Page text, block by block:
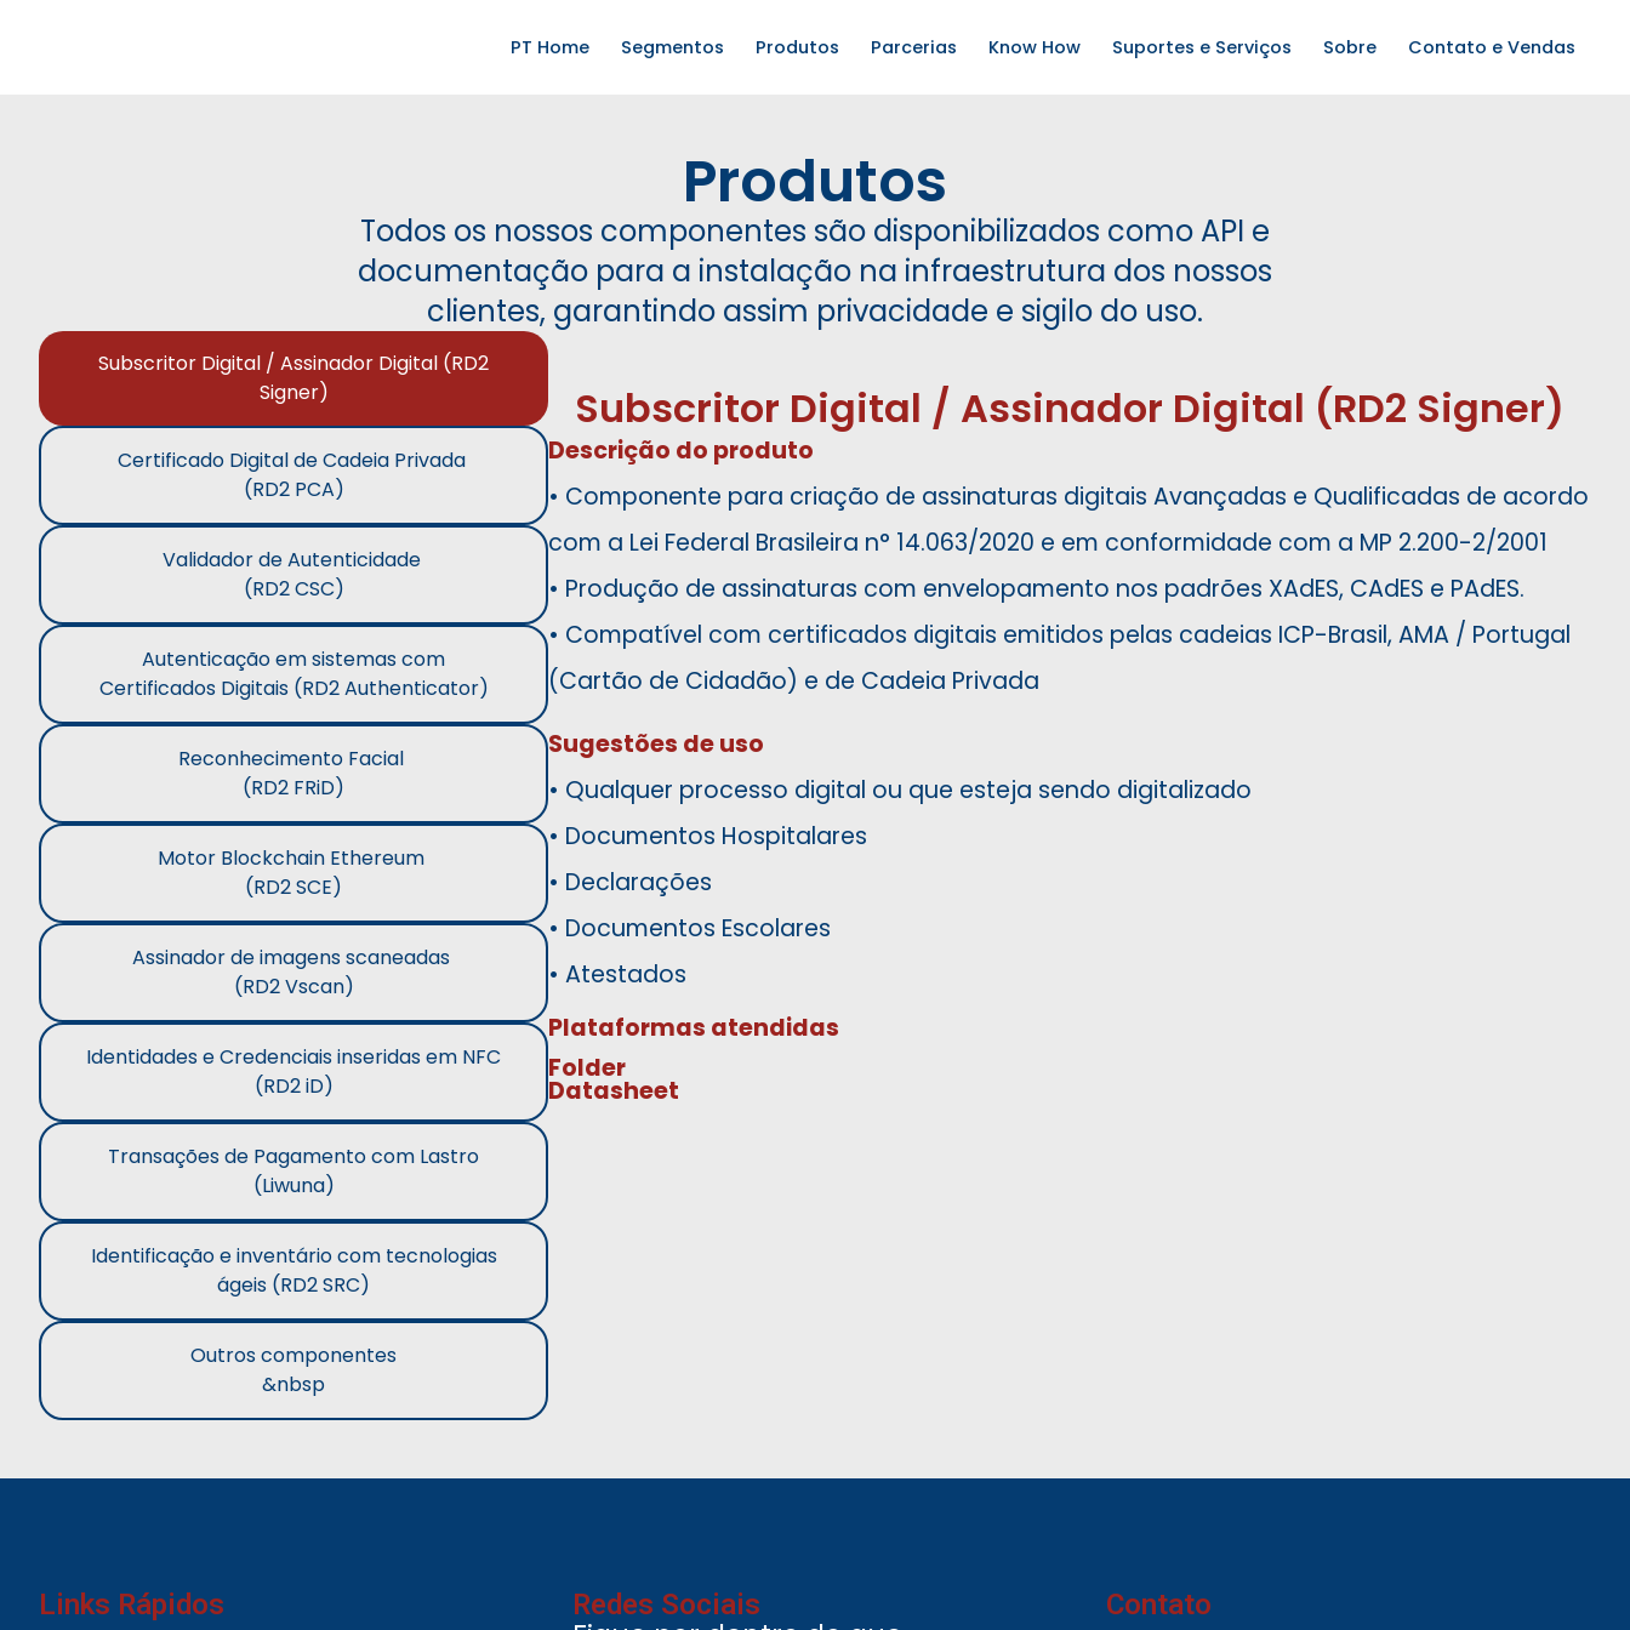
PT Home Segmentos Produtos Parcerias Know How Suportes e Serviços Sobre Contato e Vendas
Produtos
Todos os nossos componentes são disponibilizados como API e
documentação para a instalação na infraestrutura dos nossos
clientes, garantindo assim privacidade e sigilo do uso.
Subscritor Digital / Assinador Digital (RD2
Signer)
Certificado Digital de Cadeia Privada
(RD2 PCA)
Validador de Autenticidade
(RD2 CSC)
Autenticação em sistemas com
Certificados Digitais (RD2 Authenticator)
Reconhecimento Facial
(RD2 FRiD)
Motor Blockchain Ethereum
(RD2 SCE)
Assinador de imagens scaneadas
(RD2 Vscan)
Identidades e Credenciais inseridas em NFC
(RD2 iD)
Transações de Pagamento com Lastro
(Liwuna)
Identificação e inventário com tecnologias
ágeis (RD2 SRC)
Outros componentes
&nbsp
Subscritor Digital / Assinador Digital (RD2 Signer)
Descrição do produto
• Componente para criação de assinaturas digitais Avançadas e Qualificadas de acordo
com a Lei Federal Brasileira n° 14.063/2020 e em conformidade com a MP 2.200-2/2001
• Produção de assinaturas com envelopamento nos padrões XAdES, CAdES e PAdES.
• Compatível com certificados digitais emitidos pelas cadeias ICP-Brasil, AMA / Portugal
(Cartão de Cidadão) e de Cadeia Privada
Sugestões de uso
• Qualquer processo digital ou que esteja sendo digitalizado
• Documentos Hospitalares
• Declarações
• Documentos Escolares
• Atestados
Plataformas atendidas
Folder
Datasheet
Links Rápidos Redes Sociais Contato